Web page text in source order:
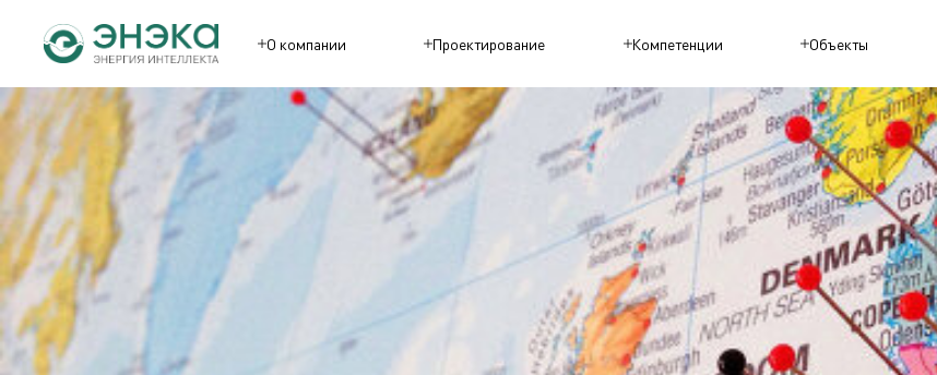
О компании Проектирование Компетенции Объекты